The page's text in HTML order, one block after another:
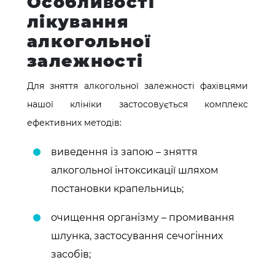
лікування
алкогольної
залежності
Для зняття алкогольної залежності фахівцями
нашої клініки застосовується комплекс
ефективних методів:
виведення із запою – зняття
алкогольної інтоксикації шляхом
постановки крапельниць;
очищення організму – промивання
шлунка, застосування сечогінних
засобів;